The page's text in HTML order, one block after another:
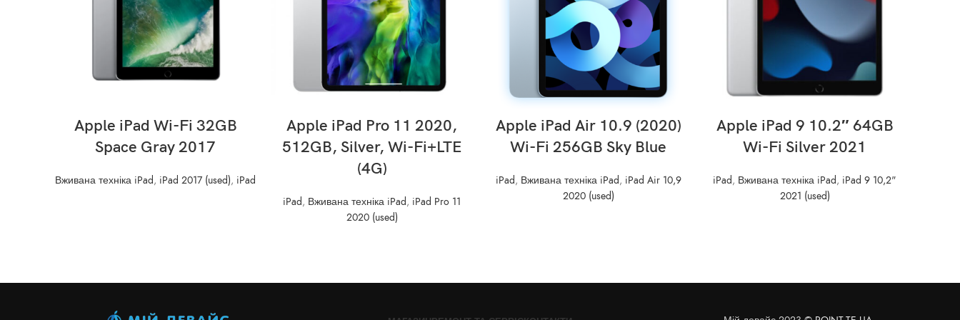
Apple iPad Wi-Fi 32GB
Space Gray 2017
Вживана техніка iPad, iPad 2017 (used), iPad
Apple iPad Pro 11 2020,
512GB, Silver, Wi-Fi+LTE
(4G)
iPad, Вживана техніка iPad, iPad Pro 11
2020 (used)
Apple iPad Air 10.9 (2020)
Wi-Fi 256GB Sky Blue
iPad, Вживана техніка iPad, iPad Air 10,9
2020 (used)
Apple iPad 9 10.2″ 64GB
Wi-Fi Silver 2021
iPad, Вживана техніка iPad, iPad 9 10,2"
2021 (used)